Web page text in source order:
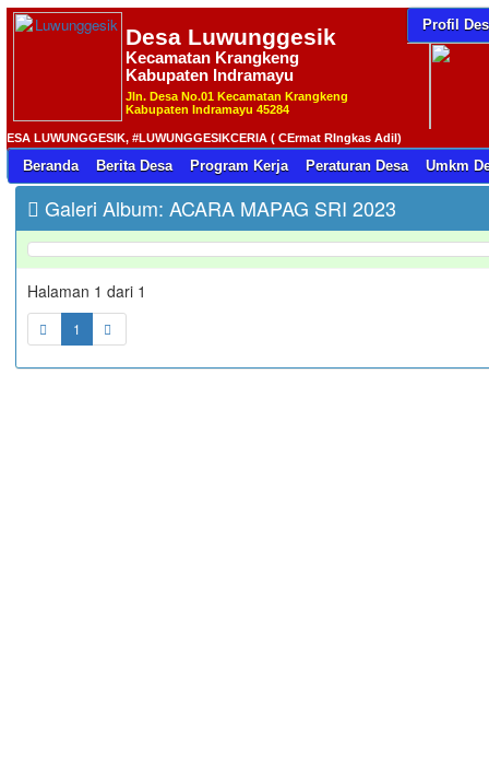
Profil
Desa Luwunggesik
Kecamatan Krangkeng
Kabupaten Indramayu
Jln. Desa No.01 Kecamatan Krangkeng
Kabupaten Indramayu 45284
LUWUNGGESIK, #LUWUNGGESIKCERIA ( CErmat RIngkas Adil)
Beranda Berita Desa Program Kerja Peraturan Desa Umkm
Galeri Album: ACARA MAPAG SRI 2023
Halaman 1 dari 1
1